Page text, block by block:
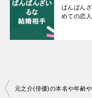
ばんばん
めての恋人
投